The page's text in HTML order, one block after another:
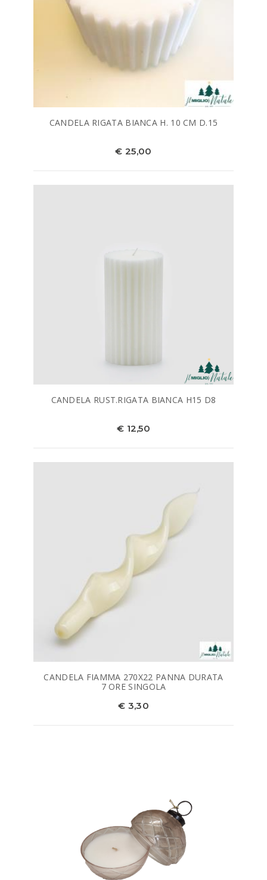
CANDELA RIGATA BIANCA H. 10 CM D.15
€ 25,00
CANDELA RUST.RIGATA BIANCA H15 D8
€ 12,50
CANDELA FIAMMA 270X22 PANNA DURATA
7 ORE SINGOLA
€ 3,30